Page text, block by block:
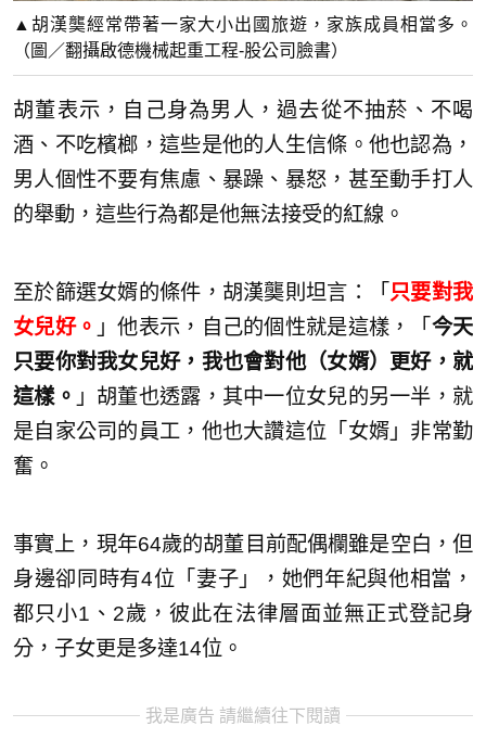
▲胡漢龑經常帶著一家大小出國旅遊，家族成員相當多。
（圖／翻攝啟德機械起重工程-股公司臉書）
胡董表示，自己身為男人，過去從不抽菸、不喝
酒、不吃檳榔，這些是他的人生信條。他也認為，
男人個性不要有焦慮、暴躁、暴怒，甚至動手打人
的舉動，這些行為都是他無法接受的紅線。
至於篩選女婿的條件，胡漢龑則坦言：「 只要對我
女兒好。 」他表示，自己的個性就是這樣，「 今天
只要你對我女兒好，我也會對他（女婿）更好，就
這樣。 」胡董也透露，其中一位女兒的另一半，就
是自家公司的員工，他也大讚這位「女婿」非常勤
奮。
事實上，現年64歲的胡董目前配偶欄雖是空白，但
身邊卻同時有4位「妻子」，她們年紀與他相當，
都只小1、2歲，彼此在法律層面並無正式登記身
分，子女更是多達14位。
我是廣告 請繼續往下閱讀